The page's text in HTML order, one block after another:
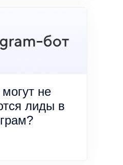
не
лиды в